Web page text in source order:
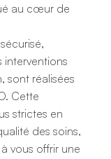
au cœur de
interventions
sont réalisées
Cette
strictes en
des soins,
vous offrir une